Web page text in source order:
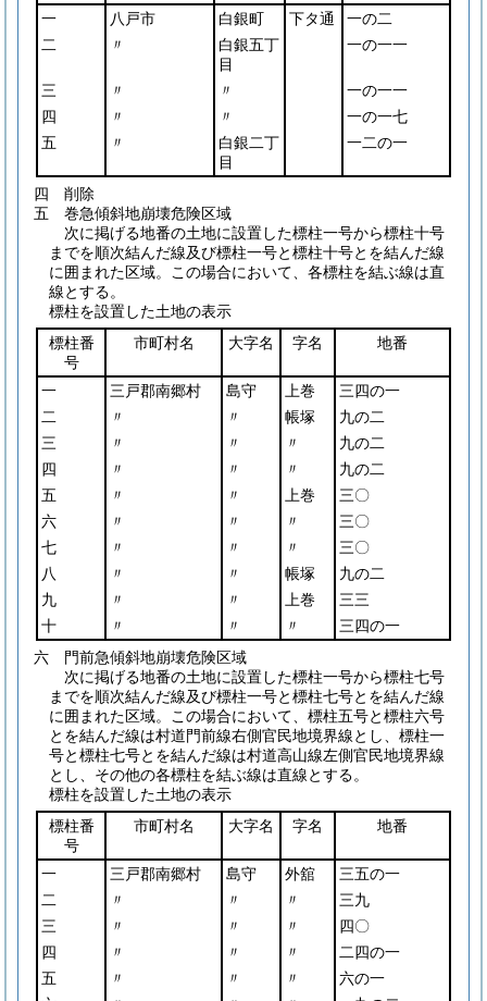
一 八戸市 白銀町 下タ通
一の二
二
〃
白銀五丁
目
一の一一
三 〃 〃
一の一一
四
〃 〃
一の一七
五
〃
白銀二丁
目
一二の一
四 削除
五 巻急傾斜地崩壊危険区域
次に掲げる地番の土地に設置した標柱一号から標柱十号
までを順次結んだ線及び標柱一号と標柱十号とを結んだ線
に囲まれた区域。この場合において、各標柱を結ぶ線は直
線とする。
標柱を設置した土地の表示
標柱番
号
市町村名 大字名 字名 地番
一 三戸郡南郷村 島守 上巻
三四の一
二
〃 〃 帳塚
九の二
三
〃 〃 〃
九の二
四
〃 〃 〃
九の二
五
〃 〃 上巻
三〇
六
〃 〃 〃
三〇
七
〃 〃 〃
三〇
八
〃 〃 帳塚
九の二
九
〃 〃 上巻
三三
十
〃 〃 〃
三四の一
六 門前急傾斜地崩壊危険区域
次に掲げる地番の土地に設置した標柱一号から標柱七号
までを順次結んだ線及び標柱一号と標柱七号とを結んだ線
に囲まれた区域。この場合において、標柱五号と標柱六号
とを結んだ線は村道門前線右側官民地境界線とし、標柱一
号と標柱七号とを結んだ線は村道高山線左側官民地境界線
とし、その他の各標柱を結ぶ線は直線とする。
標柱を設置した土地の表示
標柱番
号
市町村名 大字名 字名 地番
一 三戸郡南郷村 島守 外舘
三五の一
二
〃 〃 〃
三九
三
〃 〃 〃
四〇
四
〃 〃 〃
二四の一
五
〃 〃 〃
六の一